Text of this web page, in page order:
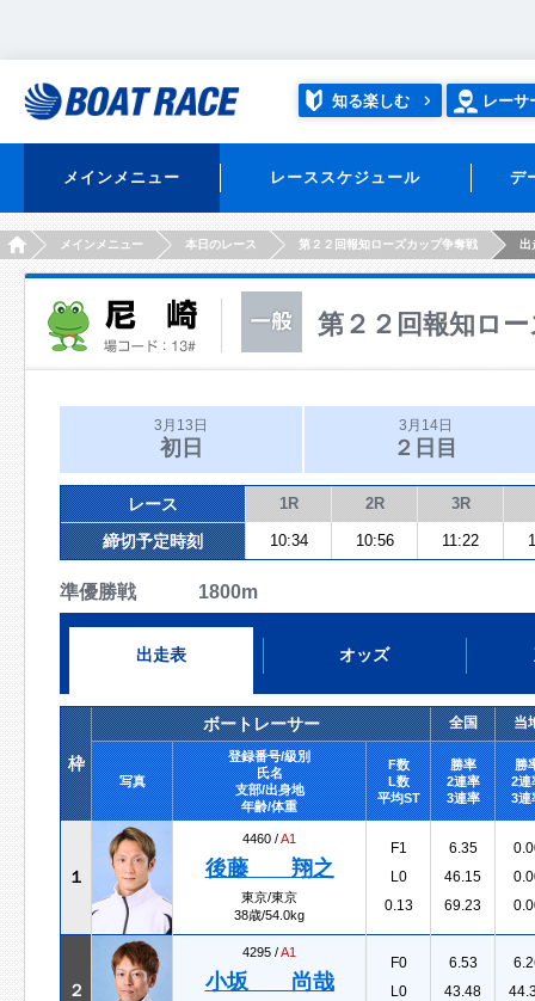
知る楽しむ レーサ
メインメニュー レーススケジュール デ
HOMEメインメニュー 本日のレース 第２２回報知ローズカップ争奪戦 出
第２２回報知ロ
3月13日
初日
3月14日
２日目
レース 1R 2R 3R
締切予定時刻 10:34 10:56 11:22
準優勝戦 1800m
出走表 オッズ
枠
ボートレーサー 全国 当
写真
登録番号/級別
氏名
支部/出身地
年齢/体重
F数
L数
平均ST
勝率
2連率
3連率
勝
2連
3連
１
4460 /A1
後藤 翔之
東京/東京
38歳/54.0kg
F1
L0
0.13
6.35
46.15
69.23
２
4295 /A1
小坂 尚哉
F0
L0
6.53
43.48